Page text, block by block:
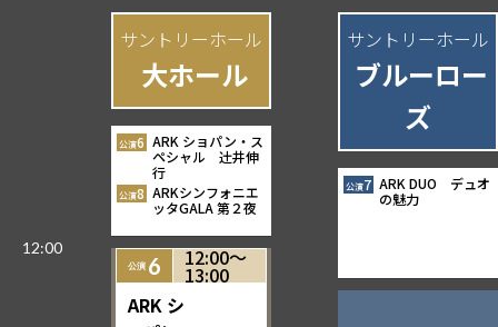
サントリーホール
大ホール
6 ARK ショパン・ス
ペシャル 辻󠄀井伸
行
8 ARKシンフォニエ
ッタGALA 第２夜
6 12:00〜
13:00
ARK シ
サントリーホール
ブルーロー
ズ
7 ARK DUO デュオ
の魅力